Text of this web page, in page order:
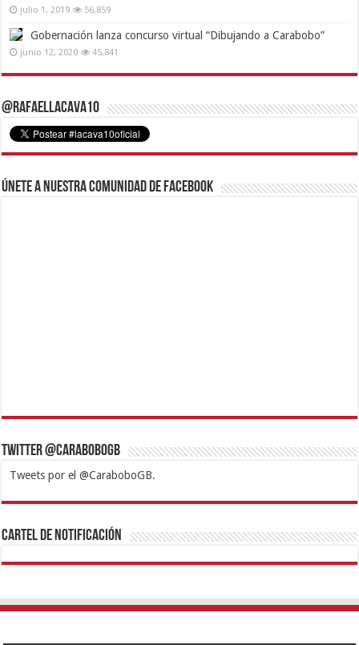
julio 1, 2019 56,859
Gobernación lanza concurso virtual “Dibujando a Carabobo”
junio 12, 2020 45,841
@RafaelLacava10
Únete a nuestra comunidad de Facebook
Twitter @CaraboboGB
Tweets por el @CaraboboGB.
1xbetBetturkeyBetistKralbetSupertotobetTipobetMatadorbetMariobet
https://mvbcasino.com/
Cartel de Notificación